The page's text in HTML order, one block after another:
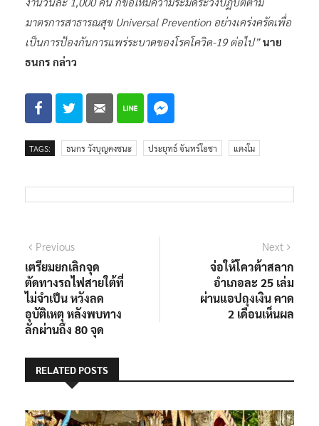
จักรเสรีภาพกรุงเทพ เย็นวันนี้เป็นวันแรก ทราบว่าจะมีผู้ร่วม
งานวันละ 1,000 คน ก็ขอให้มีความระมัดระวังปฏิบัติตาม
ธนกร กล่าว
แนะแนว
เรื่อง
PreviousPrevious
post:
เตรียมยกเลิกจุด
ตัดทางรถไฟสายใต้ที่
ไม่จำเป็น หวังลด
ลักผ่านถึง 80 จุด
Next
จ่อให้โควต้าสลาก
อำเภอละ 25 เล่ม